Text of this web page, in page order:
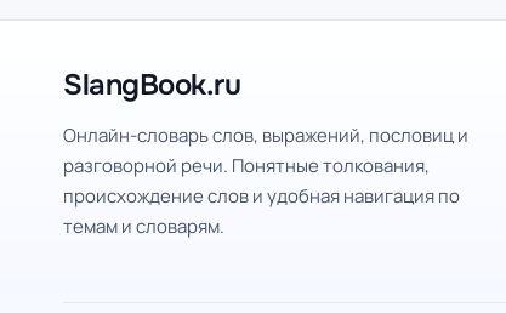
SlangBook.ru
Онлайн-словарь слов, выражений, пословиц и
разговорной речи. Понятные толкования,
происхождение слов и удобная навигация по
темам и словарям.